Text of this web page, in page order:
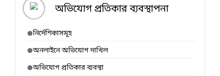
অভিযোগ প্রতিকার ব্যবস্থাপনা
নির্দেশিকাসমূহ
অনলাইনে অভিযোগ দাখিল
অভিযোগ প্রতিকার ব্যবস্থা